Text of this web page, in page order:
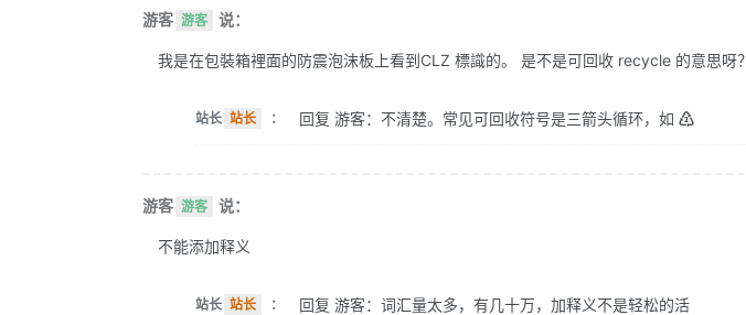
游客 游客 说：
我是在包裝箱裡面的防震泡沫板上看到CLZ 標識的。 是不是可回收 recycle 的意思呀？
站长 站长 ： 回复 游客：不清楚。常见可回收符号是三箭头循环，如 ♴
游客 游客 说：
不能添加释义
站长 站长 ： 回复 游客：词汇量太多，有几十万，加释义不是轻松的活